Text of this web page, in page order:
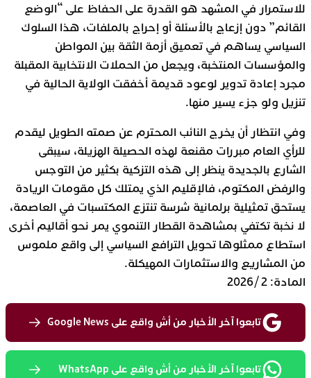
للاستمرار في المشهد هو القدرة على الحفاظ على “الوضع
القائم” دون إزعاج بالأسئلة أو إحراج بالملفات، هذا السلوك
السياسي يساهم في تعميق أزمة الثقة بين المواطن
والمؤسسات المنتخبة، ويجعل من الحملات الانتخابية المقبلة
مجرد إعادة تدوير لوعود قديمة أخفقت الولاية الحالية في
تنزيل ولو جزء يسير منها.
وفي انتظار أن يخرج النائب المحترم عن صمته الطويل ليقدم
للرأي العام مبررات مقنعة لهذه الحصيلة الهزيلة، سيبقى
الشارع بالجديدة ينظر إلى هذه التزكية بكثير من التوجس
والرفض المكتوم، فالإقليم الذي يمتلك كل مقومات الريادة
يستحق تمثيلية برلمانية شرسة تنتزع المكتسبات في العاصمة،
لا نخبة تكتفي بمشاهدة القطار التنموي يمر نحو أقاليم أخرى
استطاع ممثلوها تحويل الترافع السياسي إلى واقع ملموس
من المشاريع والاستثمارات المهيكلة.
المادة: 2 /2026
تابعوا آخر الأخبار من أش واقع على Google News
تابعوا آخر الأخبار من أش واقع على WhatsApp